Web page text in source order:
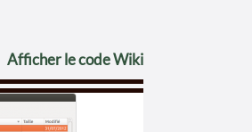
Afficher le code Wiki